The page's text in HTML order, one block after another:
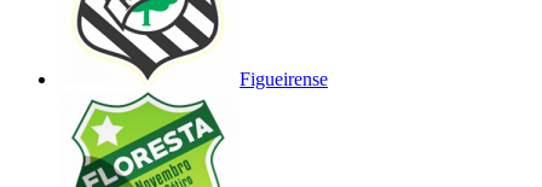
Figueirense